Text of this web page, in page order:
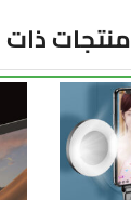
منتجات